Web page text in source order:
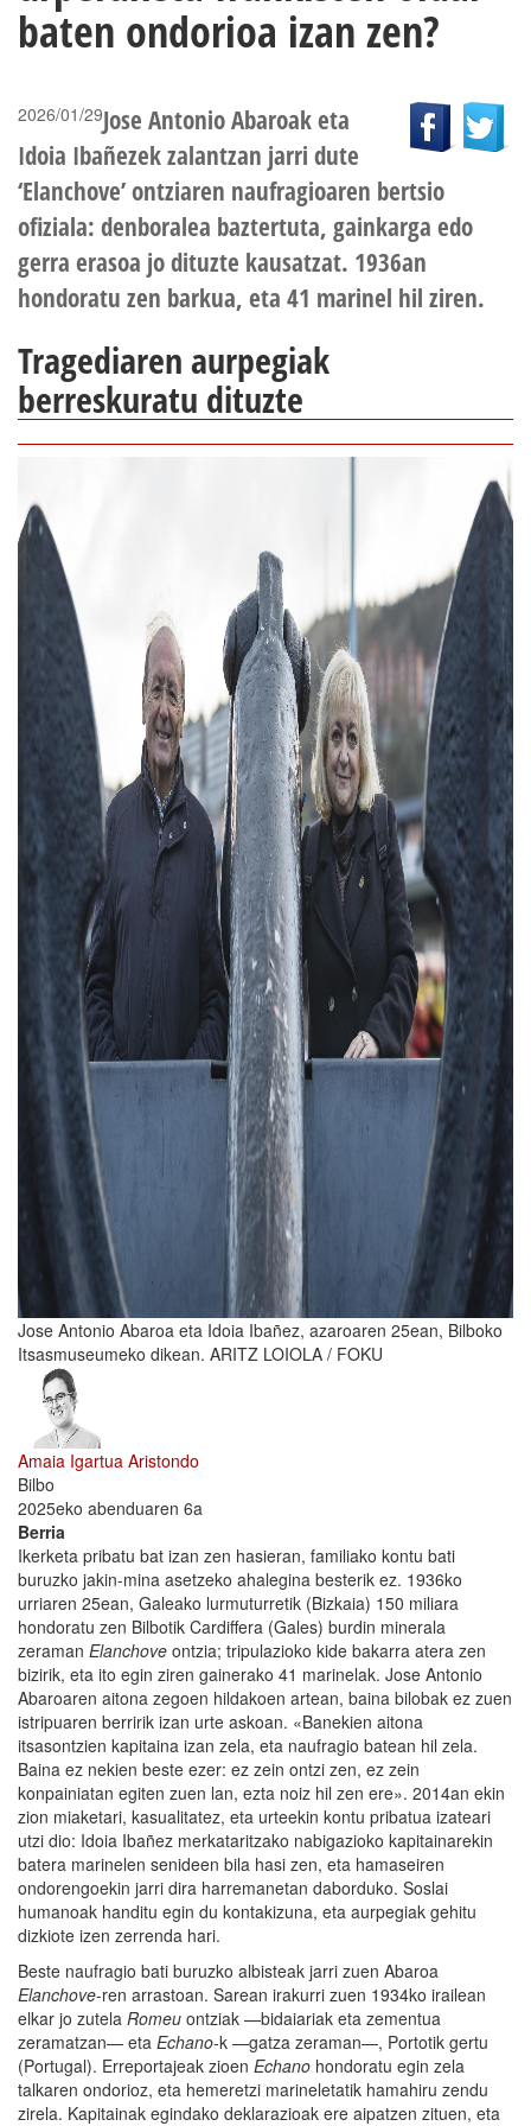
baten ondorioa izan zen?
2026/01/29Jose Antonio Abaroak eta
Idoia Ibañezek zalantzan jarri dute
‘Elanchove’ ontziaren naufragioaren bertsio
ofiziala: denboralea baztertuta, gainkarga edo
gerra erasoa jo dituzte kausatzat. 1936an
hondoratu zen barkua, eta 41 marinel hil ziren.
Tragediaren aurpegiak
berreskuratu dituzte
Jose Antonio Abaroa eta Idoia Ibañez, azaroaren 25ean, Bilboko
Itsasmuseumeko dikean. ARITZ LOIOLA / FOKU
Amaia Igartua Aristondo
Bilbo
2025eko abenduaren 6a
Berria
Ikerketa pribatu bat izan zen hasieran, familiako kontu bati
buruzko jakin-mina asetzeko ahalegina besterik ez. 1936ko
urriaren 25ean, Galeako lurmuturretik (Bizkaia) 150 miliara
hondoratu zen Bilbotik Cardiffera (Gales) burdin minerala
zeraman Elanchove ontzia; tripulazioko kide bakarra atera zen
bizirik, eta ito egin ziren gainerako 41 marinelak. Jose Antonio
Abaroaren aitona zegoen hildakoen artean, baina bilobak ez zuen
istripuaren berririk izan urte askoan. «Banekien aitona
itsasontzien kapitaina izan zela, eta naufragio batean hil zela.
Baina ez nekien beste ezer: ez zein ontzi zen, ez zein
konpainiatan egiten zuen lan, ezta noiz hil zen ere». 2014an ekin
zion miaketari, kasualitatez, eta urteekin kontu pribatua izateari
utzi dio: Idoia Ibañez merkataritzako nabigazioko kapitainarekin
batera marinelen senideen bila hasi zen, eta hamaseiren
ondorengoekin jarri dira harremanetan daborduko. Soslai
humanoak handitu egin du kontakizuna, eta aurpegiak gehitu
dizkiote izen zerrenda hari.
Beste naufragio bati buruzko albisteak jarri zuen Abaroa
Elanchove-ren arrastoan. Sarean irakurri zuen 1934ko irailean
elkar jo zutela Romeu ontziak —bidaiariak eta zementua
zeramatzan— eta Echano-k —gatza zeraman—, Portotik gertu
(Portugal). Erreportajeak zioen Echano hondoratu egin zela
talkaren ondorioz, eta hemeretzi marineletatik hamahiru zendu
zirela. Kapitainak egindako deklarazioak ere aipatzen zituen, eta